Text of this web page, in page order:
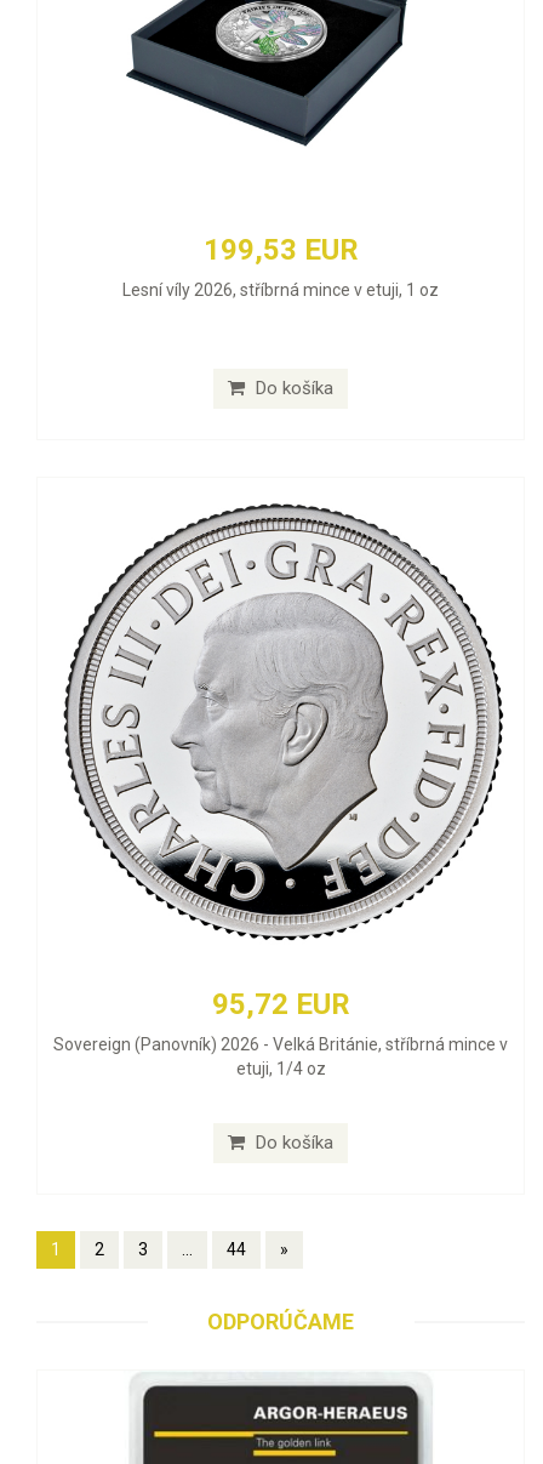
199,53 EUR
Lesní víly 2026, stříbrná mince v etuji, 1 oz
Do košíka
95,72 EUR
Sovereign (Panovník) 2026 - Velká Británie, stříbrná mince v
etuji, 1/4 oz
Do košíka
1 2 3 ... 44 »
ODPORÚČAME